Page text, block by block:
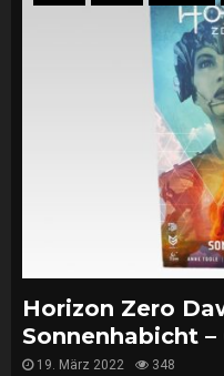
Horizon Zero
Sonnenhabicht
19. März 2022 348